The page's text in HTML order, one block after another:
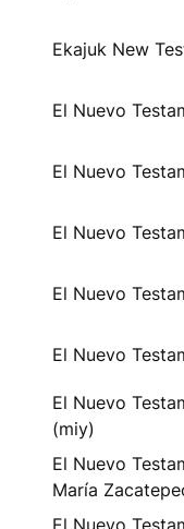
Ekajuk New
El Nuevo
El Nuevo
El Nuevo
El Nuevo
El Nuevo
El Nuevo
(miy)
El Nuevo
María
El Nuevo